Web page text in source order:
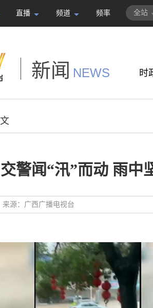
直播 频道 频率 全站
新闻 NEWS 时
警闻“汛”而动 雨中
来源： 广西广播电视台